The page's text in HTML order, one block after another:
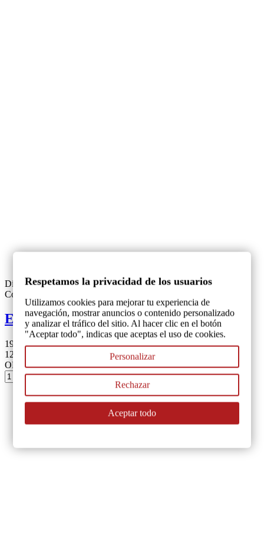
Disponible
Colombia
EL HOMBRE QUE FUE UN PUEBLO
19051
12,00 €
ORTIZ MÁRQUEZ, Julio
Añadir al carrito
Respetamos la privacidad de los usuarios
Utilizamos cookies para mejorar tu experiencia de
navegación, mostrar anuncios o contenido personalizado
y analizar el tráfico del sitio. Al hacer clic en el botón
"Aceptar todo", indicas que aceptas el uso de cookies.
Personalizar
Rechazar
Aceptar todo